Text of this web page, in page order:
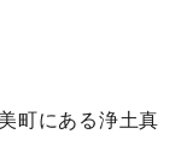
町にある浄土真